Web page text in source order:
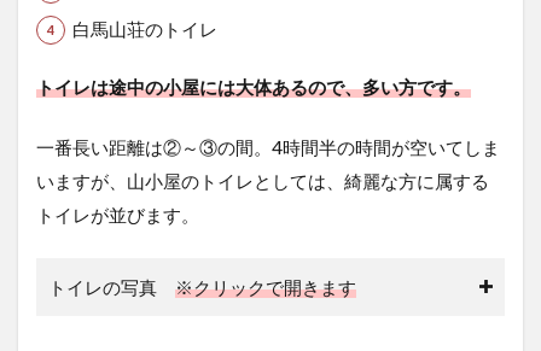
白馬山荘のトイレ
トイレは途中の小屋には大体あるので、多い方です。
一番長い距離は②～③の間。4時間半の時間が空いてしま
いますが、山小屋のトイレとしては、綺麗な方に属する
トイレが並びます。
トイレの写真 ※クリックで開きます